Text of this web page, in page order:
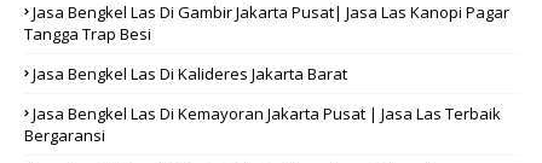
Jasa Bengkel Las Di Gambir Jakarta Pusat| Jasa Las Kanopi Pagar
Tangga Trap Besi
Jasa Bengkel Las Di Kalideres Jakarta Barat
Jasa Bengkel Las Di Kemayoran Jakarta Pusat | Jasa Las Terbaik
Bergaransi